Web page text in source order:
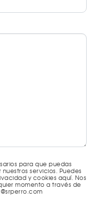
para que puedas
servicios. Puedes
y cookies aquí. Nos
momento a través de